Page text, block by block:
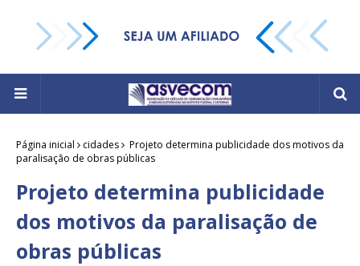
Página inicial cidades
Projeto determina publicidade dos motivos da
paralisação de obras públicas
Projeto determina publicidade
dos motivos da paralisação de
obras públicas